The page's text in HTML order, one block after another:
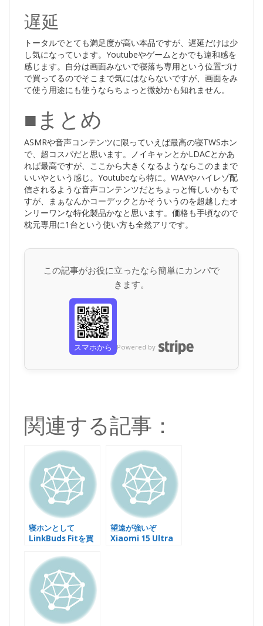
遅延
トータルでとても満足度が高い本品ですが、遅延だけは少
し気になっています。Youtubeやゲームとかでも違和感を
感じます。自分は画面みないで寝落ち専用という位置づけ
で買ってるのでそこまで気にはならないですが、画面をみ
て使う用途にも使うならちょっと微妙かも知れません。
■まとめ
ASMRや音声コンテンツに限っていえば最高の寝TWSホン
で、超コスパだと思います。ノイキャンとかLDACとかあ
れば最高ですが、ここから大きくなるようならこのままで
いいやという感じ。Youtubeなら特に。WAVやハイレゾ配
信されるような音声コンテンツだとちょっと悔しいかもで
すが、まぁなんかコーデックとかそういうのを超越したオ
ンリーワンな特化製品かなと思います。価格も手頃なので
枕元専用に1台という使い方も全然アリです。
この記事がお役に立ったなら簡単にカンパで
きます。
スマホから Powered by
関連する記事：
寝ホンとして
LinkBuds Fitを買
望遠が強いぞ
Xiaomi 15 Ultra